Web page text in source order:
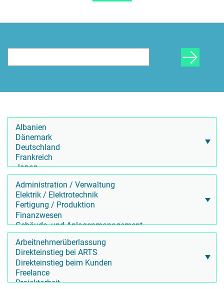
Lohnabrechnung